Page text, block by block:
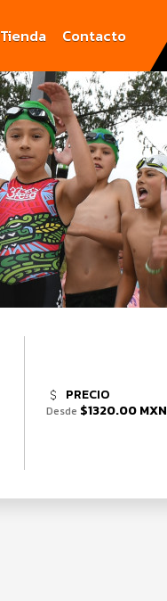
Tienda Contacto
PRECIO
Desde $1320.00 MXN